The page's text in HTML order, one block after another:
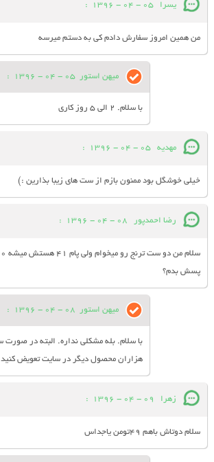
یسرا 05 - 04 - 1396
:
من همین امروز سفارش دادم کی به دستم میرسه
میهن استور 05 - 04 - 1396
:
با سلام. 2 الی 5 روز کاری
مهدیه 05 - 04 - 1396
:
خیلی خوشگل بود ممنون بازم از ست های زیبا بذارین :)
رضا احمدپور 08 - 04 - 1396
:
پسش بدم؟
میهن استور 08 - 04 - 1396
:
با سلام. بله مشکلی نداره. البته در صورت
هزاران محصول دیگر در سایت تعویض
زهرا 09 - 04 - 1396
:
سلام دوتاش باهم ۴۹تومن یاجداس